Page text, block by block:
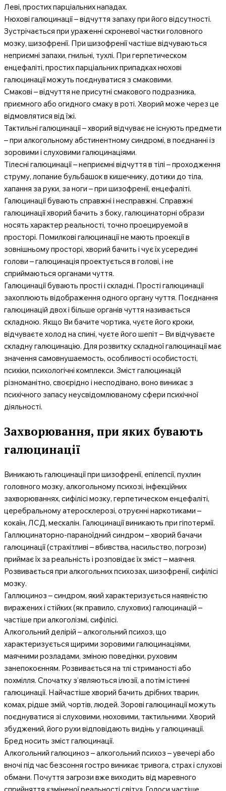
Леві, простих парціальних нападах.
Нюхові галюцинації – відчуття запаху при його відсутності.
Зустрічається при ураженні скроневої частки головного
мозку, шизофренії. При шизофренії частіше відчуваються
неприємні запахи, гнильні, тухлі. При герпетическом
енцефаліті, простих парціальних припадках нюхові
галюцинації можуть поєднуватися з смаковими.
Смакові – відчуття не присутні смакового подразника,
приємного або огидного смаку в роті. Хворий може через це
відмовлятися від їжі.
Тактильні галюцинації – хворий відчуває не існують предмети
– при алкогольному абстинентному синдромі, в поєднанні із
зоровими і слуховими галюцинаціями.
Тілесні галюцинації – неприємні відчуття в тілі – проходження
струму, лопание бульбашок в кишечнику, дотики до тіла,
хапання за руки, за ноги – при шизофренії, енцефаліті.
Галюцинації бувають справжні і несправжні. Справжні
галюцинації хворий бачить з боку, галюцинаторні образи
носять характер реальності, точно проецируемой в
просторі. Помилкові галюцинації не мають проекції в
зовнішньому просторі, хворий бачить і чує їх усередині
голови – галюцинація проектується в голові, і не
сприймаються органами чуття.
Галюцинації бувають прості і складні. Прості галюцинації
захоплюють відображення одного органу чуття. Поєднання
галюцинацій двох і більше органів чуття називається
складною. Якщо Ви бачите чортика, чуєте його кроки,
відчуваєте холод на спині, чуєте його шепіт – Ви відчуваєте
складну галюцинацію. Для розвитку складної галюцинації має
значення самовнушаемость, особливості особистості,
психіки, психологічні комплекси. Зміст галюцинацій
різноманітно, своєрідно і несподівано, воно виникає з
психічного запасу неусвідомлюваному сфери психічної
діяльності.
Захворювання, при яких бувають
галюцинації
Виникають галюцинації при шизофренії, епілепсії, пухлин
головного мозку, алкогольному психозі, інфекційних
захворюваннях, сифілісі мозку, герпетическом енцефаліті,
церебральному атеросклерозі, отруєнні наркотиками –
кокаїн, ЛСД, мескалін. Галюцинації виникають при гіпотермії.
Галлюцинаторно-параноїдний синдром – хворий бачачи
галюцинації (страхітливі – вбивства, насильство, погрози)
приймає їх за реальність і розповідає їх зміст – маячня.
Розвивається при алкогольних психозах, шизофренії, сифілісі
мозку.
Галлюциноз – синдром, який характеризується наявністю
виражених і стійких (як правило, слухових) галюцинацій –
частіше при алкоголізмі, сифілісі.
Алкогольний делірій – алкогольний психоз, що
характеризується щирими зоровими галюцинаціями,
маячними розладами, зміною поведінки, руховим
занепокоєнням. Розвивається на тлі стриманості або
похмілля. Спочатку з’являються ілюзії, а потім істинні
галюцинації. Найчастіше хворий бачить дрібних тварин,
комах, рідше змій, чортів, людей. Зорові галюцинації можуть
поєднуватися зі слуховими, нюховими, тактильними. Хворий
збуджений, його рухи відповідають видінь у галюцинації.
Бред носить зміст галюцинації.
Алкогольний галюциноз – алкогольний психоз – увечері або
вночі під час безсоння гостро виникає тривога, страх і слухові
обмани. Почуття загрози вже виходить від маревного
сприйняття «зміненої реальності світу». Голоси частіше